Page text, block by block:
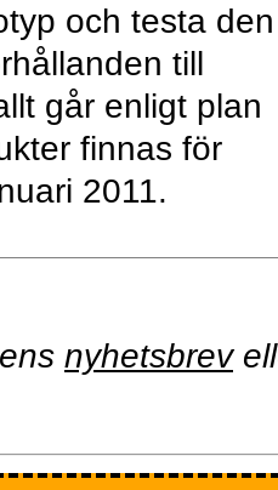
och testa den
till
går enligt plan
finnas för
2011.
nyhetsbrev